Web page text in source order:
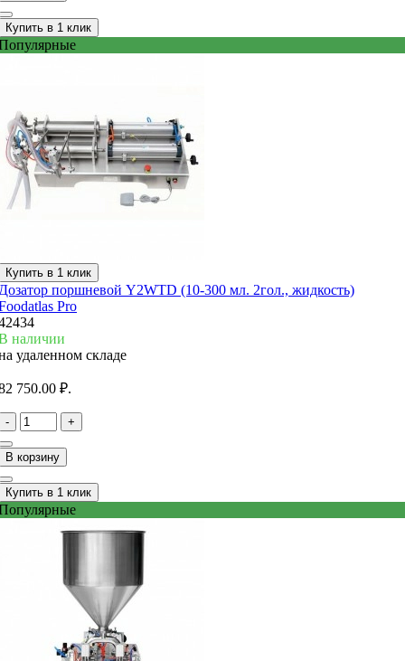
Купить в 1 клик
Купить в 1 клик
поршневой Y2WTD (10-300 мл. 2гол., жидкость)
Pro
наличии
удаленном складе
750.00 ₽.
- +
В корзину
Купить в 1 клик